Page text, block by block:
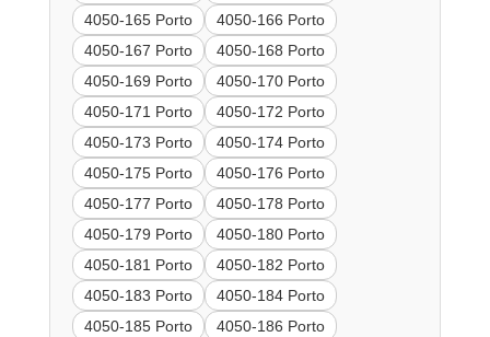
4050-165 Porto
4050-166 Porto
4050-167 Porto
4050-168 Porto
4050-169 Porto
4050-170 Porto
4050-171 Porto
4050-172 Porto
4050-173 Porto
4050-174 Porto
4050-175 Porto
4050-176 Porto
4050-177 Porto
4050-178 Porto
4050-179 Porto
4050-180 Porto
4050-181 Porto
4050-182 Porto
4050-183 Porto
4050-184 Porto
4050-185 Porto
4050-186 Porto